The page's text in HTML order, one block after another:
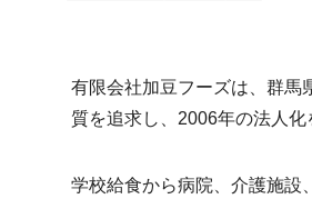
有限会社加豆フーズは、群馬
質を追求し、2006年の法人
学校給食から病院、介護施設